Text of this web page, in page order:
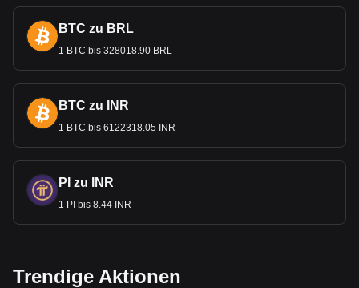
BTC zu BRL
1 BTC bis 328018.90 BRL
BTC zu INR
1 BTC bis 6122318.05 INR
PI zu INR
1 PI bis 8.44 INR
Trendige Aktionen